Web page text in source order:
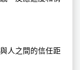
人之間的信任距